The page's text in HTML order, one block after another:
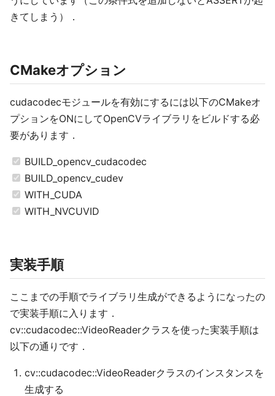
きてしまう）．
CMakeオプション
cudacodecモジュールを有効にするには以下のCMakeオ
プションをONにしてOpenCVライブラリをビルドする必
要があります．
BUILD_opencv_cudacodec
BUILD_opencv_cudev
WITH_CUDA
WITH_NVCUVID
実装手順
ここまでの手順でライブラリ生成ができるようになったの
で実装手順に入ります．
cv::cudacodec::VideoReaderクラスを使った実装手順は
以下の通りです．
cv::cudacodec::VideoReaderクラスのインスタンスを
生成する